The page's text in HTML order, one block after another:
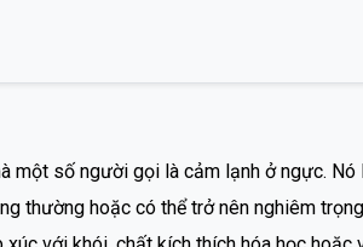
một số người gọi là cảm lạnh ở ngực. Nó
thường hoặc có thể trở nên nghiêm